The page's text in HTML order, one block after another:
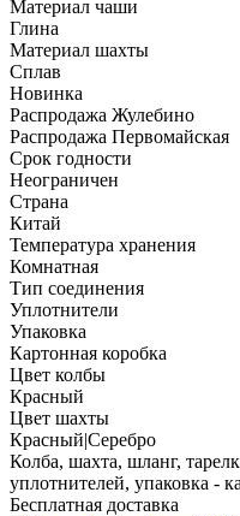
Материал чаши
Глина
Материал шахты
Сплав
Новинка
Распродажа Жулебино
Распродажа Первомайская
Срок годности
Неограничен
Страна
Китай
Температура хранения
Комнатная
Тип соединения
Уплотнители
Упаковка
Картонная коробка
Цвет колбы
Красный
Цвет шахты
Красный|Серебро
Колба, шахта, шланг,
уплотнителей, упаковка -
Бесплатная доставка